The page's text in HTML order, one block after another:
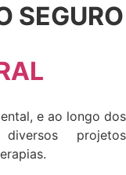
SEGURO
e ao longo dos
projetos